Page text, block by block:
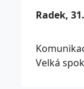
Radek,
Velká